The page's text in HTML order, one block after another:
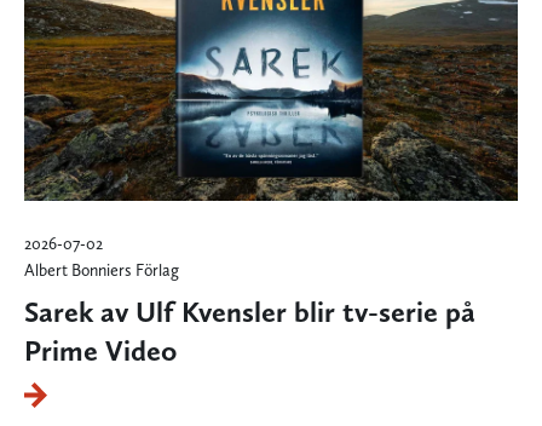
2026-07-02
Albert Bonniers Förlag
Sarek av Ulf Kvensler blir tv-serie på
Prime Video